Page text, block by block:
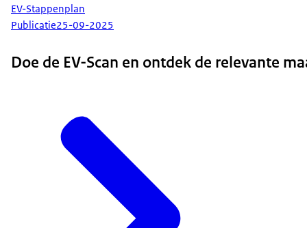
EV-Stappenplan
Publicatie25-09-2025
Doe de EV-Scan en ontdek de relevante